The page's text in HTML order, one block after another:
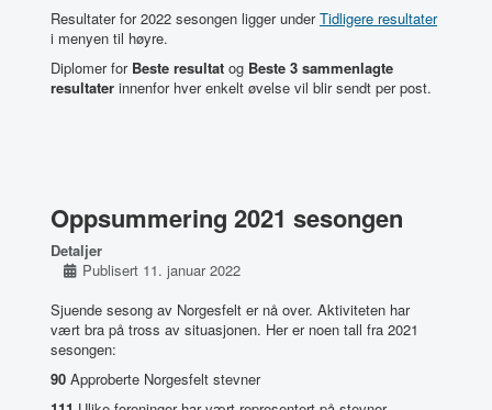
Resultater for 2022 sesongen ligger underTidligere resultater
i menyen til høyre.
Diplomer for Beste resultat og Beste 3 sammenlagte
resultater innenfor hver enkelt øvelse vil blir sendt per post.
Oppsummering 2021 sesongen
Detaljer
Publisert 11. januar 2022
Sjuende sesong av Norgesfelt er nå over. Aktiviteten har
vært bra på tross av situasjonen. Her er noen tall fra 2021
sesongen:
90 Approberte Norgesfelt stevner